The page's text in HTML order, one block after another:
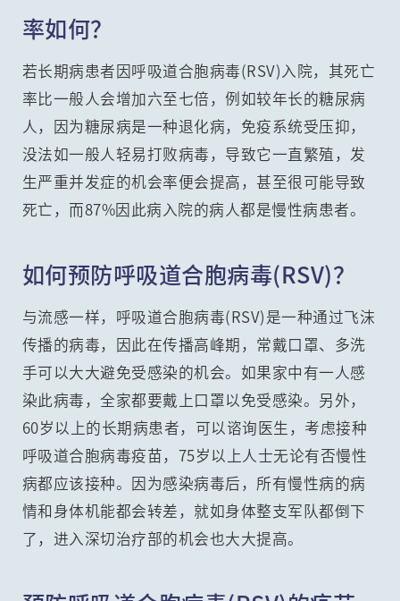
率如何？
若长期病患者因呼吸道合胞病毒(RSV)入院，其死亡
率比一般人会增加六至七倍，例如较年长的糖尿病
人，因为糖尿病是一种退化病，免疫系统受压抑，
没法如一般人轻易打败病毒，导致它一直繁殖，发
生严重并发症的机会率便会提高，甚至很可能导致
死亡，而87%因此病入院的病人都是慢性病患者。
如何预防呼吸道合胞病毒(RSV)？
与流感一样，呼吸道合胞病毒(RSV)是一种通过飞沫
传播的病毒，因此在传播高峰期，常戴口罩、多洗
手可以大大避免受感染的机会。如果家中有一人感
染此病毒，全家都要戴上口罩以免受感染。另外，
60岁以上的长期病患者，可以谘询医生，考虑接种
呼吸道合胞病毒疫苗，75岁以上人士无论有否慢性
病都应该接种。因为感染病毒后，所有慢性病的病
情和身体机能都会转差，就如身体整支军队都倒下
了，进入深切治疗部的机会也大大提高。